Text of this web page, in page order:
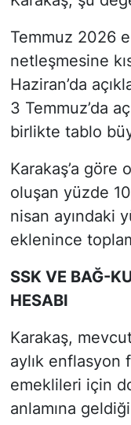
Temmuz 2026
netleşmesine
Haziran’da
3 Temmuz’da
birlikte tablo
Karakaş’a göre
oluşan yüzde
nisan ayındaki
eklenince
SSK VE BAĞ-
HESABI
Karakaş,
aylık enflasyon
emeklileri için
anlamına